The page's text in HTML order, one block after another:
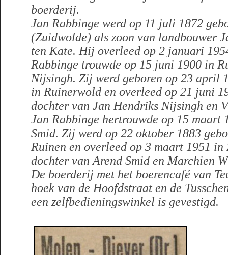
boerderij.
Jan Rabbinge werd op 11 juli 1872
(Zuidwolde) als zoon van landbouwer
ten Kate. Hij overleed op 2 januari
Rabbinge trouwde op 15 juni 1900 in
Nijsingh. Zij werd geboren op 23 april
in Ruinerwold en overleed op 21 juni
dochter van Jan Hendriks Nijsingh en
Jan Rabbinge hertrouwde op 15 maart
Smid. Zij werd op 22 oktober 1883
Ruinen en overleed op 3 maart 1951
dochter van Arend Smid en Marchien
De boerderij met het boerencafé van
hoek van de Hoofdstraat en de
een zelfbedieningswinkel is gevestigd.